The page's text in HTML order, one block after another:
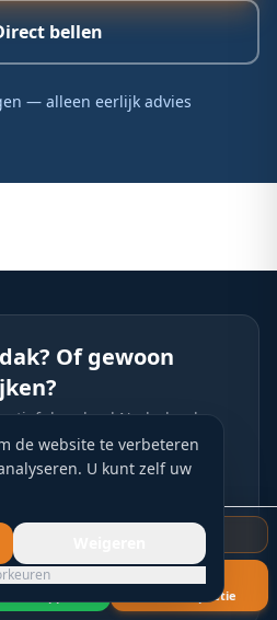
bellen
— alleen eerlijk advies
Of gewoon
door heel Nederland.
Bel direct
aanvragen
starten
Gratis inspectie
de website te verbeteren
U kunt zelf uw